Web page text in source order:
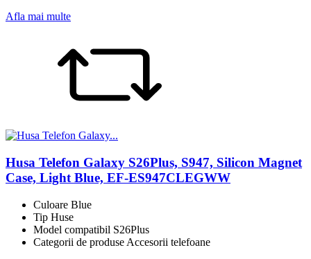
Afla mai multe
Husa Telefon Galaxy S26Plus, S947, Silicon Magnet
Case, Light Blue, EF-ES947CLEGWW
Culoare Blue
Tip Huse
Model compatibil S26Plus
Categorii de produse Accesorii telefoane